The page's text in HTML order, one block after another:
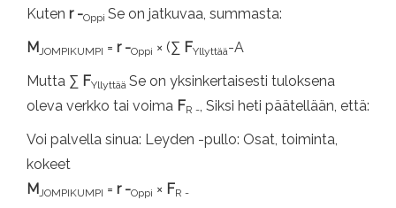
Kuten r -Oppi Se on jatkuvaa, summasta:
M JOMPIKUMPI = r -Oppi × (∑ FYllyttää-A
Mutta ∑ FYllyttää Se on yksinkertaisesti tuloksena
oleva verkko tai voima FR - , Siksi heti päätellään, että:
Voi palvella sinua: Leyden -pullo: Osat, toiminta,
kokeet
M JOMPIKUMPI = r -Oppi × FR -